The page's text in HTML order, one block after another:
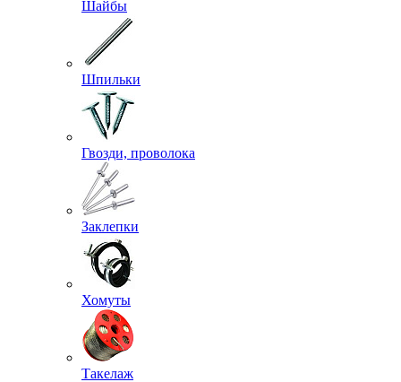
Шайбы
Шпильки
Гвозди, проволока
Заклепки
Хомуты
Такелаж